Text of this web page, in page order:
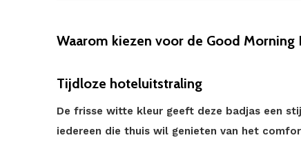
Waarom kiezen voor de Good Morning
Tijdloze hoteluitstraling
De frisse witte kleur geeft deze badjas een
iedereen die thuis wil genieten van het